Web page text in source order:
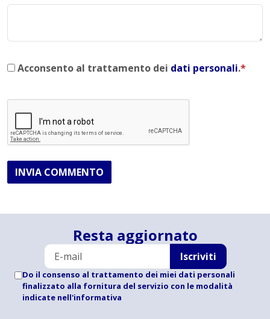
Acconsento al trattamento dei dati personali.*
INVIA COMMENTO
Resta aggiornato
Iscriviti
Do il consenso al trattamento dei miei dati personali
finalizzato alla fornitura del servizio con le modalità
indicate nell'informativa